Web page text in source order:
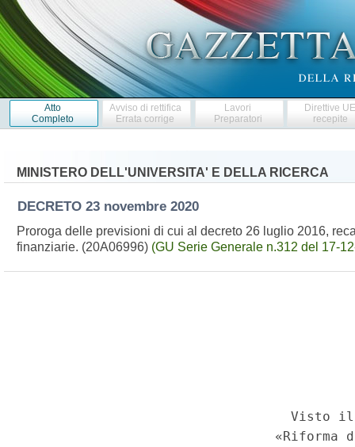
Atto
Completo
Avviso di rettifica
Errata corrige
Lavori
Preparatori
Direttive
recepite
MINISTERO DELL'UNIVERSITA' E DELLA RICERCA
DECRETO 23 novembre 2020
Proroga delle previsioni di cui al decreto 26 luglio 2016,
finanziarie. (20A06996) (GU Serie Generale n.312 del 17-